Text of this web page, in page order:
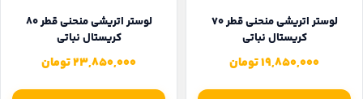
لوستر اتریشی منحنی قطر 70
کریستال نباتی
19,850,000تومان
لوستر اتریشی منحنی قطر 80
کریستال نباتی
23,850,000تومان